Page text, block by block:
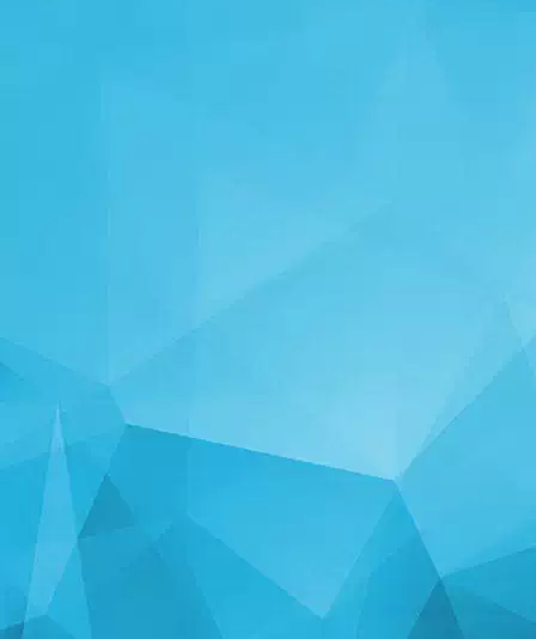
STATISTIKA
25003 Korisnici